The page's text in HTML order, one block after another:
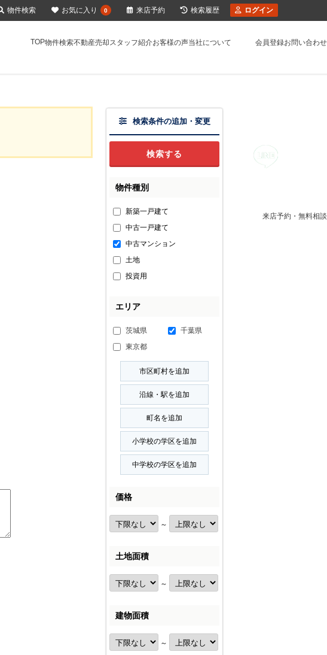
TOP物件検索不動産売却スタッフ紹介お客様の声当社について 会員登録お問い合わせ
来店予約・無料相談
検索条件の追加・変更
物件種別
新築一戸建て
中古一戸建て
中古マンション
土地
投資用
エリア
茨城県
千葉県
東京都
価格
～
土地面積
～
建物面積
～
物件検索 お気に入り 0 来店予約 検索履歴 ログイン